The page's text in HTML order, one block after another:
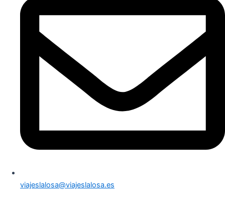
viajeslalosa@viajeslalosa.es